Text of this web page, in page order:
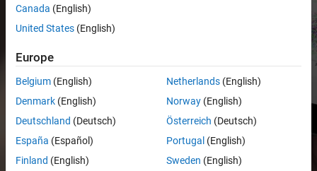
Canada (English)
United States (English)
Europe
Belgium (English)
Denmark (English)
Deutschland (Deutsch)
España (Español)
Finland (English)
Netherlands(English)
Norway(English)
Österreich (Deutsch)
Portugal (English)
Sweden (English)